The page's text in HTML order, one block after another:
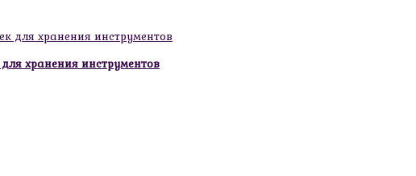
хранения инструментов